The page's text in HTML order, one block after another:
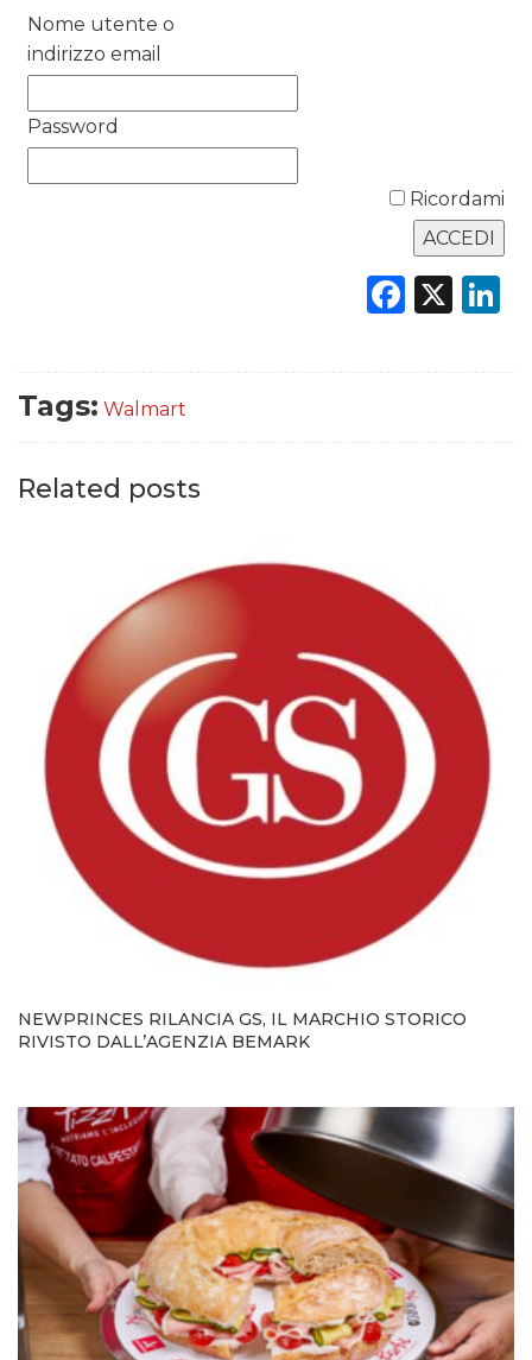
CASE HISTORY
Nome utente o
indirizzo email
Password
Ricordami
X
Tags: Walmart
Related posts
NEWPRINCES RILANCIA GS, IL MARCHIO STORICO
RIVISTO DALL’AGENZIA BEMARK